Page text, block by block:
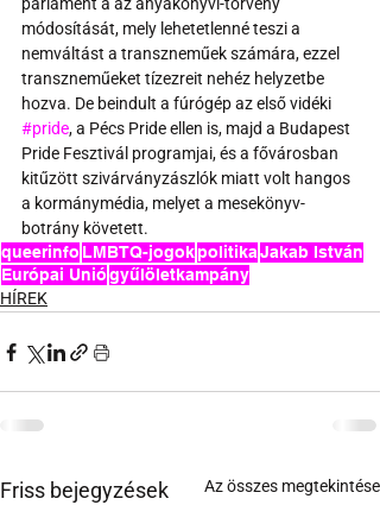
módosítását, mely lehetetlenné teszi a
nemváltást a transzneműek számára, ezzel
transzneműeket tízezreit nehéz helyzetbe
hozva. De beindult a fúrógép az első vidéki
#pride, a Pécs Pride ellen is, majd a Budapest
Pride Fesztivál programjai, és a fővárosban
kitűzött szivárványzászlók miatt volt hangos
a kormánymédia, melyet a mesekönyv-
botrány követett.
queerinfo LMBTQ-jogokpolitikaJakab István
Európai Uniógyűlöletkampány
HÍREK
Friss bejegyzések Az összes megtekintése